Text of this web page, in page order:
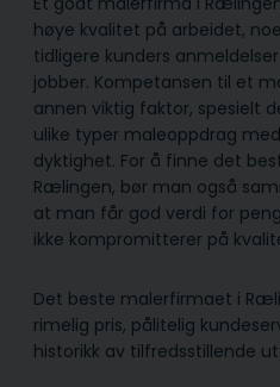
høye kvalitet på arbeidet,
tidligere kunders
jobber. Kompetansen til et
annen viktig faktor, spesielt
ulike typer maleoppdrag
dyktighet. For å finne det
Rælingen, bør man også
at man får god verdi for
ikke kompromitterer på
Det beste malerfirmaet i
rimelig pris, pålitelig
historikk av tilfredsstillende